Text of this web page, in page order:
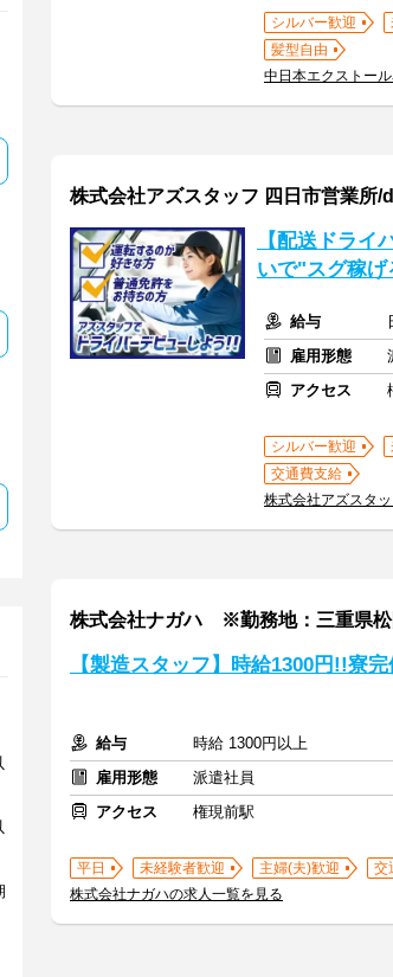
シルバー歓迎
髪型自由
中日本エクストー
株式会社アズスタッフ 四日市営業所/
【配送ドライ
いで"スグ稼
給与
雇用形態
アクセス
シルバー歓迎
交通費支給
株式会社アズスタ
株式会社ナガハ ※勤務地：三重県松
【製造スタッフ】時給1300円!!寮
給与
時給 1300円以上
雇用形態
派遣社員
アクセス
権現前駅
平日 未経験者歓迎 主婦(夫)歓迎 交
株式会社ナガハの求人一覧を見る